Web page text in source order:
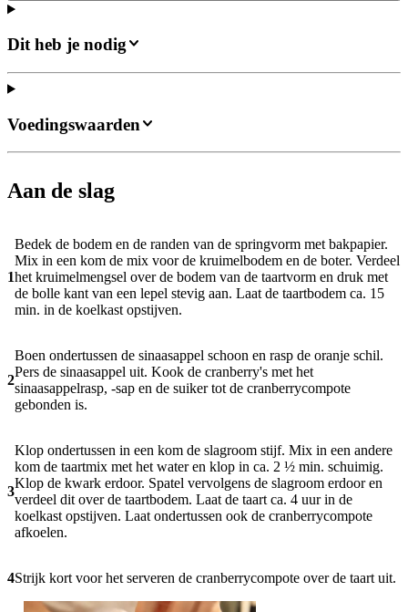
Dit heb je nodig
Aan de slag
1
Bedek de bodem en de randen van de springvorm met bakpapier.
Mix in een kom de mix voor de kruimelbodem en de boter. Verdeel
het kruimelmengsel over de bodem van de taartvorm en druk met
de bolle kant van een lepel stevig aan. Laat de taartbodem ca. 15
min. in de koelkast opstijven.
2
Boen ondertussen de sinaasappel schoon en rasp de oranje schil.
Pers de sinaasappel uit. Kook de cranberry's met het
sinaasappelrasp, -sap en de suiker tot de cranberrycompote
gebonden is.
3
Klop ondertussen in een kom de slagroom stijf. Mix in een andere
kom de taartmix met het water en klop in ca. 2 ½ min. schuimig.
Klop de kwark erdoor. Spatel vervolgens de slagroom erdoor en
verdeel dit over de taartbodem. Laat de taart ca. 4 uur in de
koelkast opstijven. Laat ondertussen ook de cranberrycompote
afkoelen.
4Strijk kort voor het serveren de cranberrycompote over de taart uit.
Voedingswaarden